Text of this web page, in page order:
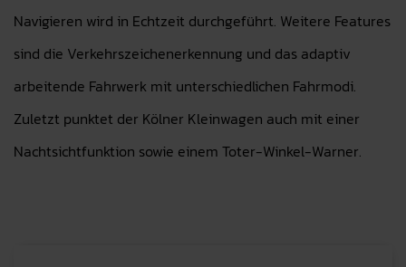
Navigieren wird in Echtzeit durchgeführt. Weitere Features
sind die Verkehrszeichenerkennung und das adaptiv
arbeitende Fahrwerk mit unterschiedlichen Fahrmodi.
Zuletzt punktet der Kölner Kleinwagen auch mit einer
Nachtsichtfunktion sowie einem Toter-Winkel-Warner.